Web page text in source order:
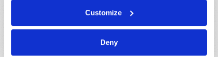
Customize
Deny